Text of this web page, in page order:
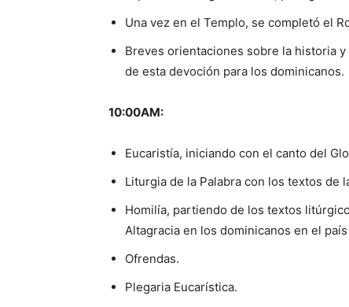
Una vez en el Templo, se completó el
Breves orientaciones sobre la historia
de esta devoción para los dominicanos.
10:00AM:
Eucaristía, iniciando con el canto del
Liturgia de la Palabra con los textos de
Homilía, partiendo de los textos
Altagracia en los dominicanos en el
Ofrendas.
Plegaria Eucarística.